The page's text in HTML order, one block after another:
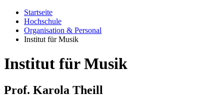
Startseite
Hochschule
Organisation & Personal
Institut für Musik
Institut für Musik
Prof. Karola Theill